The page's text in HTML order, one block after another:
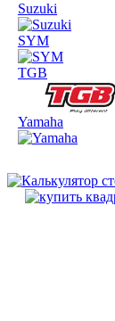
Suzuki
SYM
TGB
Yamaha